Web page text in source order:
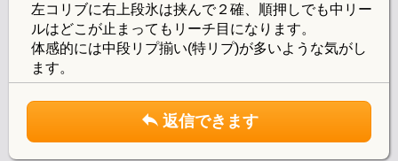
左コリブに右上段氷は挟んで２確、順押しでも中リー
ルはどこが止まってもリーチ目になります。
体感的には中段リプ揃い(特リプ)が多いような気がし
ます。
返信できます